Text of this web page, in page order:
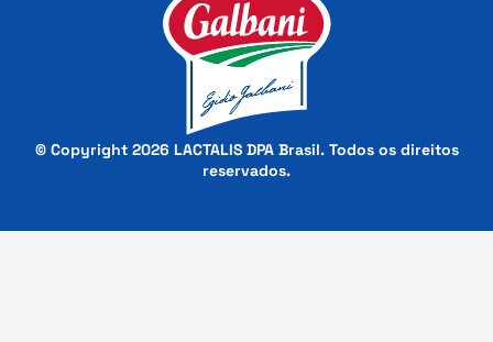
© Copyright 2026 LACTALIS DPA Brasil. Todos os direitos
reservados.